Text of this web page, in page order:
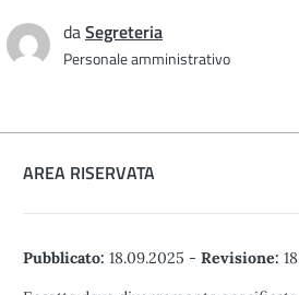
daSegreteria
Personale amministrativo
AREA RISERVATA
Pubblicato: 18.09.2025 - Revisione: